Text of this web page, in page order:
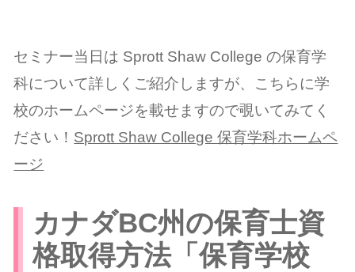
セミナー当日は Sprott Shaw College の保育学
科について詳しくご紹介しますが、こちらに学
校のホームページを載せますので覗いてみてく
ださい！ Sprott Shaw College 保育学科ホームペ
ージ
カナダBC州の保育士資
格取得方法「保育学校